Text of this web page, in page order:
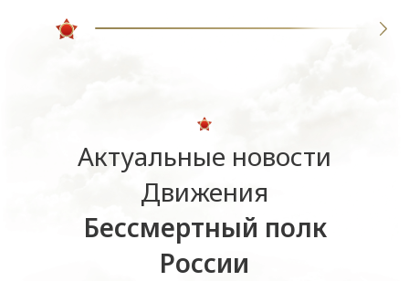
Актуальные новости
Движения
Бессмертный полк
России